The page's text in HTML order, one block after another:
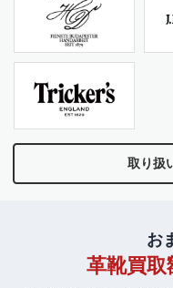
取り扱
お
革靴買取